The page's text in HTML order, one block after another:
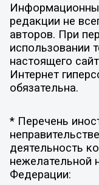
редакции не
авторов. При
использовании
настоящего
Интернет
обязательна.
* Перечень
деятельность
нежелательной
Федерации: